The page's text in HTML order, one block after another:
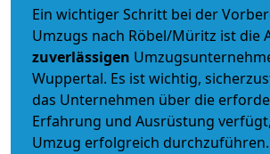
Ein wichtiger Schritt bei der
Umzugs nach Röbel/Müritz ist die
zuverlässigen
Wuppertal. Es ist wichtig,
das Unternehmen über die
Erfahrung und Ausrüstung
Umzug erfolgreich durchzuführen.